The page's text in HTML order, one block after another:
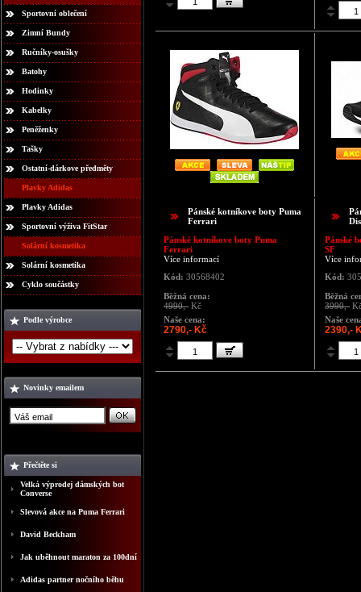
Sportovní oblečení
Zimní Bundy
Ručníky-osušky
Batohy
Hodinky
Kabelky
Peněženky
Tašky
Ostatní-dárkove předměty
Plavky Adidas
Plavky Adidas
Sportovní výživa FitStar
Solární kosmetika
Solární kosmetika
Cyklo součástky
Podle výrobce
Novinky emailem
Přečtěte si
Velká výprodej dámských bot
Converse
Slevová akce na Puma Ferrari
David Beckham
Jak uběhnout maraton za 100dní
Adidas partner nočního běhu
Pánské kotníkove boty Puma
Ferrari
Pánské kotníkove boty Puma
Ferrari
Více informací
Kód: 30568402
Běžná cena:
4990,- Kč
Naše cena:
2790,- Kč
Pánské
SF
Více
Kód:
Běžná
3990,-
Naše
2390,-